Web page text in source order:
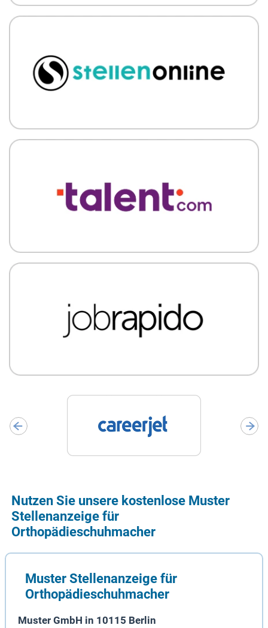
Nutzen Sie unsere kostenlose Muster
Stellenanzeige für
Orthopädieschuhmacher
Muster Stellenanzeige für
Orthopädieschuhmacher
Muster GmbH in 10115 Berlin